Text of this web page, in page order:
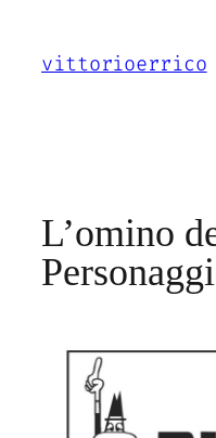
contenuto
vittorioerrico
L’omino